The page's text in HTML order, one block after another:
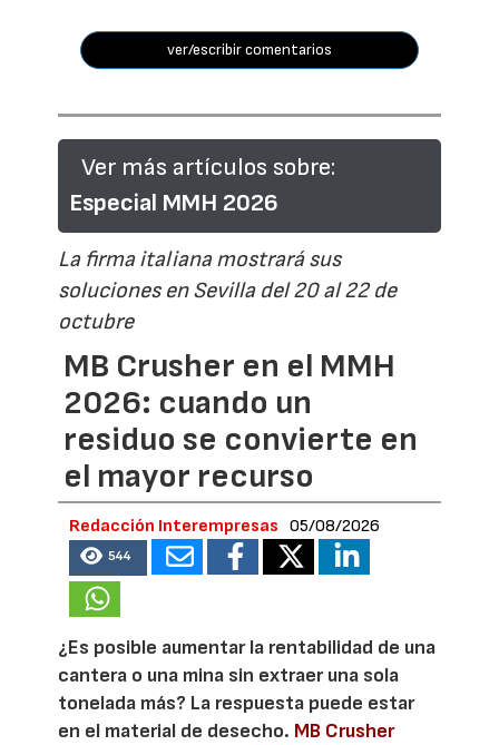
ver/escribir comentarios
Ver más artículos sobre:
Especial MMH 2026
La firma italiana mostrará sus
soluciones en Sevilla del 20 al 22 de
octubre
MB Crusher en el MMH
2026: cuando un
residuo se convierte en
el mayor recurso
Redacción Interempresas 05/08/2026
544
¿Es posible aumentar la rentabilidad de una
cantera o una mina sin extraer una sola
tonelada más? La respuesta puede estar
en el material de desecho. MB Crusher